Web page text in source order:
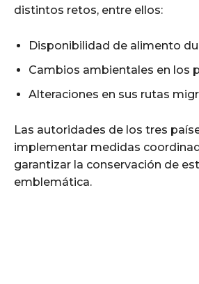
distintos retos, entre ellos:
Disponibilidad de alimento
Cambios ambientales en los
Alteraciones en sus rutas
Las autoridades de los tres
implementar medidas
garantizar la conservación de
emblemática.